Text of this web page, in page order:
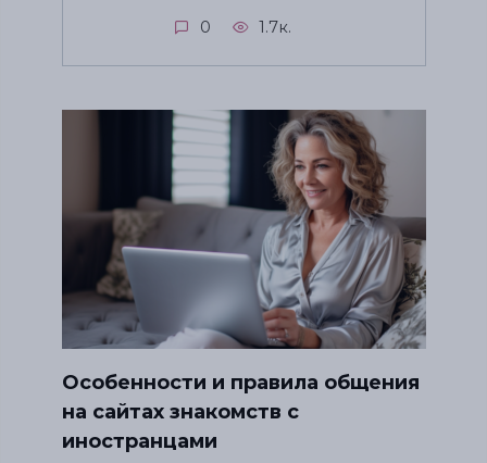
0 1.7к.
Особенности и правила общения
на сайтах знакомств с
иностранцами